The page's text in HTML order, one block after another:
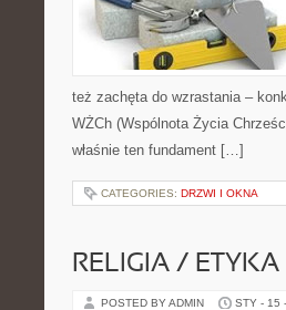
też zachęta do wzrastania –
WŻCh (Wspólnota Życia
właśnie ten fundament […]
CATEGORIES: DRZWI I OKNA
RELIGIA / ETYKA
POSTED BY ADMIN STY - 15